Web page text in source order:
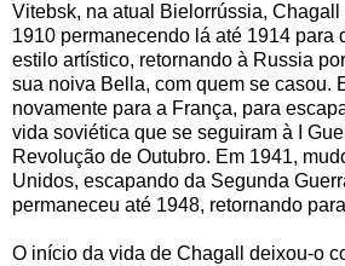
Vitebsk, na atual Bielorrússia,
1910 permanecendo lá até 1914 para
estilo artístico, retornando à Russia
sua noiva Bella, com quem se casou.
novamente para a França, para
vida soviética que se seguiram à I
Revolução de Outubro. Em 1941,
Unidos, escapando da Segunda
permaneceu até 1948, retornando
O início da vida de Chagall deixou-o